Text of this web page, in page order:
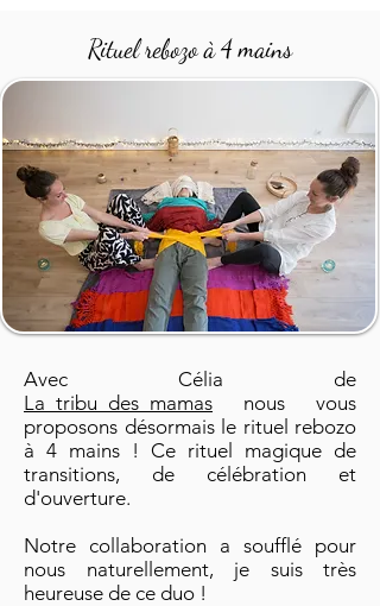
Rituel rebozo à 4 mains
Avec Célia de
La_tribu_des_mamas nous vous
proposons désormais le rituel rebozo
à 4 mains ! Ce rituel magique de
transitions, de célébration et
d'ouverture.
Notre collaboration a soufflé pour
nous naturellement, je suis très
heureuse de ce duo !